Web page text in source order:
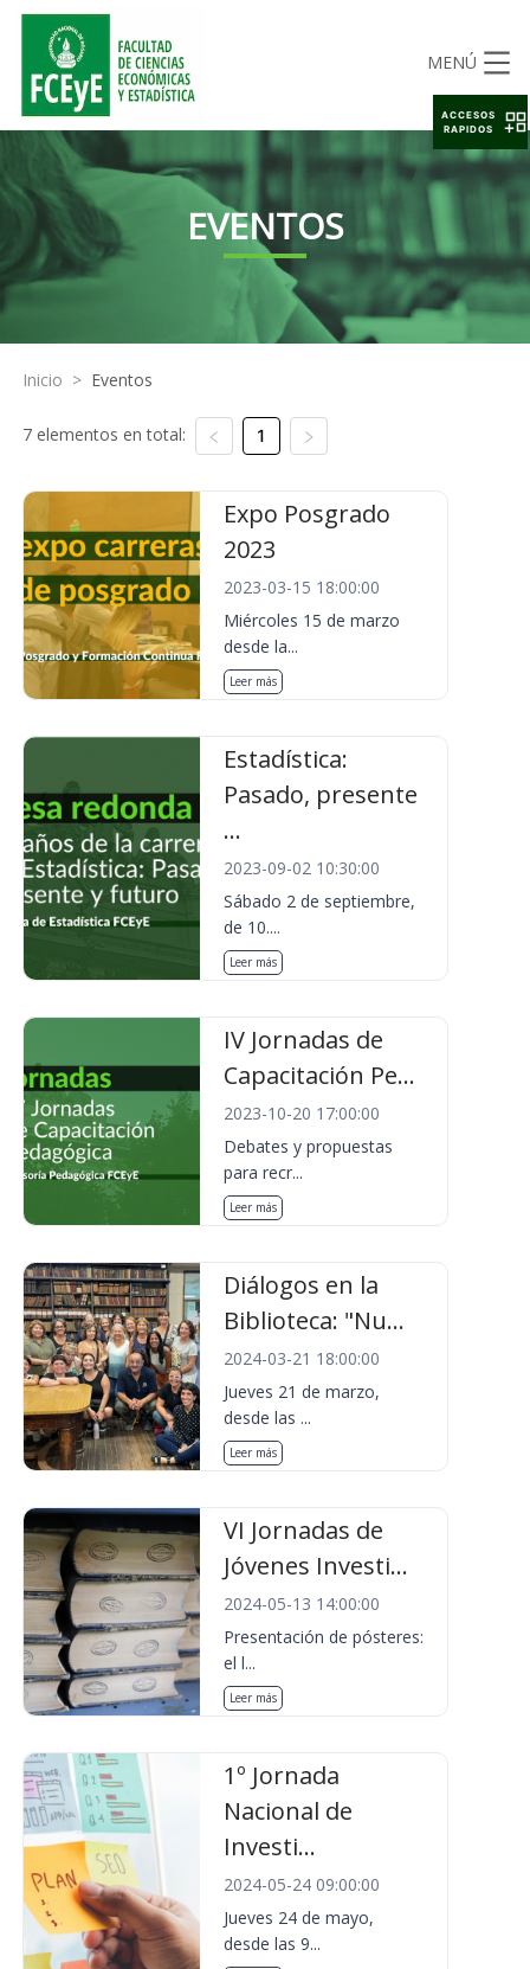
MENÚ
EVENTOS
Inicio > Eventos
7 elementos en total: 1
Expo Posgrado
2023
2023-03-15 18:00:00
Miércoles 15 de marzo
desde la...
Leer más
Estadística:
Pasado, presente
...
2023-09-02 10:30:00
Sábado 2 de septiembre,
de 10....
Leer más
IV Jornadas de
Capacitación Pe...
2023-10-20 17:00:00
Debates y propuestas
para recr...
Leer más
Diálogos en la
Biblioteca: "Nu...
2024-03-21 18:00:00
Jueves 21 de marzo,
desde las ...
Leer más
VI Jornadas de
Jóvenes Investi...
2024-05-13 14:00:00
Presentación de pósteres:
el l...
Leer más
1º Jornada
Nacional de
Investi...
2024-05-24 09:00:00
Jueves 24 de mayo,
desde las 9...
ACCESOS
RAPIDOS